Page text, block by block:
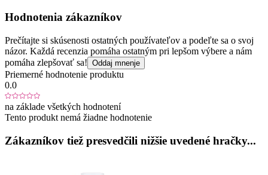
Hodnotenia zákazníkov
Prečítajte si skúsenosti ostatných používateľov a podeľte sa o svoj
názor. Každá recenzia pomáha ostatným pri lepšom výbere a nám
pomáha zlepšovať sa! Oddaj mnenje
Priemerné hodnotenie produktu
0.0
na základe všetkých hodnotení
Tento produkt nemá žiadne hodnotenie
Zákazníkov tiež presvedčili nižšie uvedené hračky...